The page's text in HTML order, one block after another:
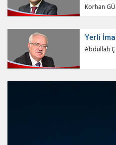
Korhan
Yerli
Abdullah